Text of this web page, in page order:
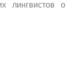
лингвистов о